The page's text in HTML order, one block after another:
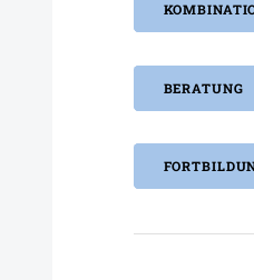
BERATUNG